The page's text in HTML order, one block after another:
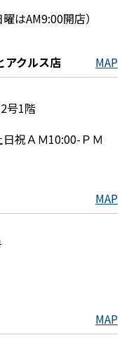
はAM9:00開店）
クルス店
MAP
号1階
祝ＡＭ10:00-ＰＭ
MAP
MAP